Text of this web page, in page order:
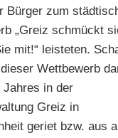
Bürger zum
„Greiz schmückt
mit!“ leisteten.
Wettbewerb
Jahres in der
Greiz in
geriet bzw. aus